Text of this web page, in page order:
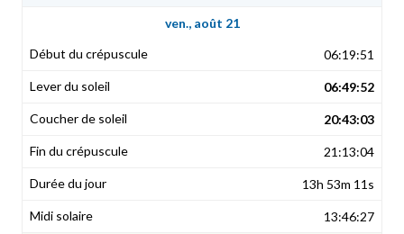
ven., août 21
06:19:51
06:49:52
20:43:03
21:13:04
13h 53m 11s
13:46:27